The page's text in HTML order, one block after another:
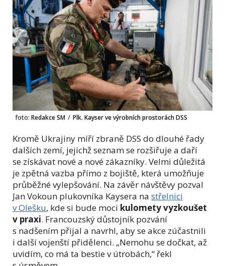
foto: Redakce SM / Plk. Kayser ve výrobních prostorách DSS
Kromě Ukrajiny míří zbraně DSS do dlouhé řady
dalších zemí, jejichž seznam se rozšiřuje a daří
se získávat nové a nové zákazníky. Velmi důležitá
je zpětná vazba přímo z bojiště, která umožňuje
průběžné vylepšování. Na závěr návštěvy pozval
Jan Vokoun plukovníka Kaysera na střelnici
v Olešku, kde si bude moci kulomety vyzkoušet
v praxi. Francouzský důstojník pozvání
s nadšením přijal a navrhl, aby se akce zúčastnili
i další vojenští přidělenci. „Nemohu se dočkat, až
uvidím, co má ta bestie v útrobách,“ řekl